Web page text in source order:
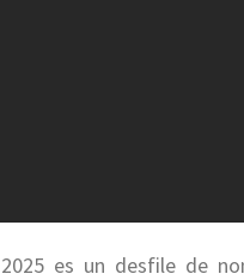
es un desfile de